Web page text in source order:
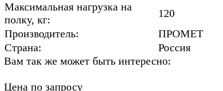
Максимальная нагрузка на
полку, кг:
120
Производитель:
ПРОМЕТ
Страна:
Россия
Вам так же может быть интересно:
Цена по запросу